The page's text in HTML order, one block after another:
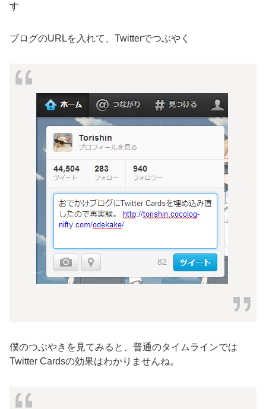
す
ブログのURLを入れて、Twitterでつぶやく
僕のつぶやきを見てみると、普通のタイムラインでは
Twitter Cardsの効果はわかりませんね。